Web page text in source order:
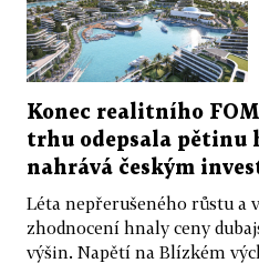
Konec realitního
trhu odepsala pětinu
nahrává českým
Léta nepřerušeného růstu a
zhodnocení hnaly ceny
výšin. Napětí na Blízkém